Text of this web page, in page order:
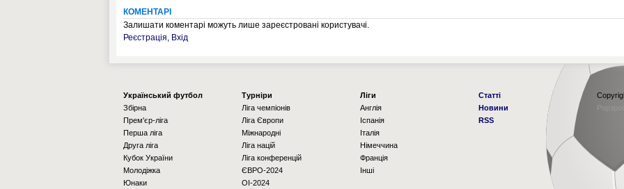
КОМЕНТАРІ
Залишати коментарі можуть лише зареєстровані користувачі.
Реєстрація, Вхід
Українcький футбол
Збірна
Прем'єр-ліга
Перша ліга
Друга ліга
Кубок України
Молодіжка
Юнаки
Турніри
Ліга чемпіонів
Ліга Європи
Міжнародні
Ліга націй
Ліга конференцій
ЄВРО-2024
OI-2024
Ліги
Англія
Іспанія
Італія
Німеччина
Франція
Інші
Статті
Новини
RSS